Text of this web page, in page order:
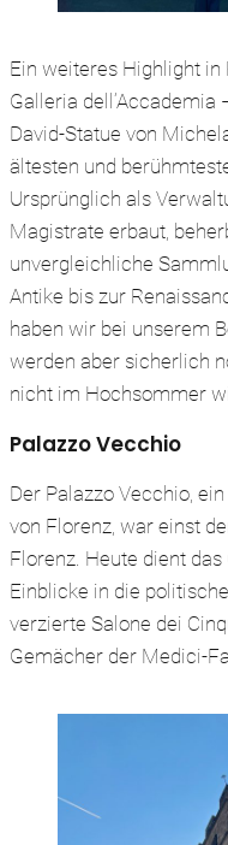
Ein weiteres Highlight in
Galleria
David-Statue von
ältesten und
Ursprünglich als
Magistrate erbaut,
unvergleichliche
Antike bis zur
haben wir bei unserem
werden aber sicherlich
nicht im Hochsommer
Palazzo Vecchio
Der Palazzo Vecchio,
von Florenz, war einst
Florenz. Heute dient
Einblicke in die
verzierte Salone dei
Gemächer der Medici-